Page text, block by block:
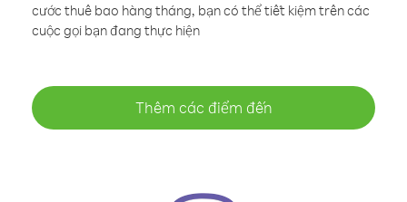
cước thuê bao hàng tháng, bạn có thể tiết kiệm trên các
cuộc gọi bạn đang thực hiện
Thêm các điểm đến